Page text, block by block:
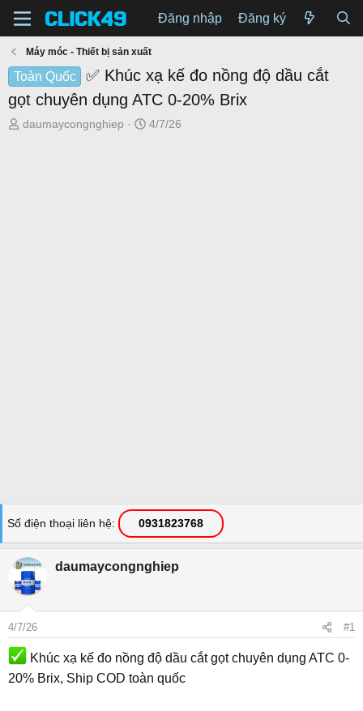
Đăng nhập Đăng ký
Máy móc - Thiết bị sản xuất
Toàn Quốc
✅ Khúc xạ kế đo nồng độ dầu cắt
gọt chuyên dụng ATC 0-20% Brix
T
daumaycongnghiep
N
4/7/26
Số điện thoại liên hệ 0931823768
daumaycongnghiep
4/7/26 #1
Khúc xạ kế đo nồng độ dầu cắt gọt chuyên dụng ATC 0-
20% Brix, Ship COD toàn quốc